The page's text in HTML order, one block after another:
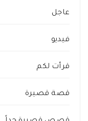
عاجل
فيديو
قرأت لكم
قصة قصيرة